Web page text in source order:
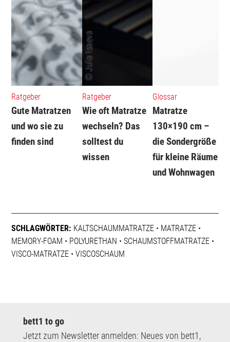
Ratgeber
Gute Matratzen
und wo sie zu
finden sind
Ratgeber
Wie oft Matratze
wechseln? Das
solltest du
wissen
Glossar
Matratze
130×190 cm –
die Sondergröße
für kleine Räume
und Wohnwagen
SCHLAGWÖRTER: KALTSCHAUMMATRATZE • MATRATZE •
MEMORY-FOAM • POLYURETHAN •SCHAUMSTOFFMATRATZE •
VISCO-MATRATZE •VISCOSCHAUM
bett1 to go
Jetzt zum Newsletter anmelden: Neues von bett1,